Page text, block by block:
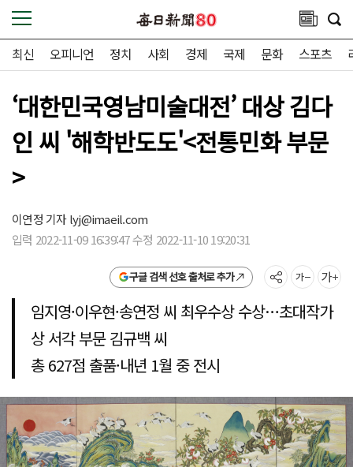
최신 오피니언 정치 사회 경제 국제 문화 스포츠
‘대한민국영남미술대전’ 대상 김다
인 씨 '해학반도도'<전통민화 부문
>
이연정 기자lyj@imaeil.com
입력 2022-11-09 16:39:47 수정 2022-11-10 19:20:31
구글 검색 선호 출처로 추가
임지영·이우현·송연정 씨 최우수상 수상…초대작가
상 서각 부문 김규백 씨
총 627점 출품·내년 1월 중 전시